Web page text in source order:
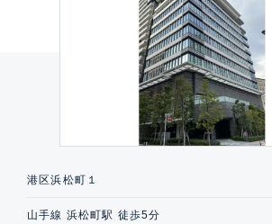
港区浜松町１
山手線 浜松町駅 徒歩5分